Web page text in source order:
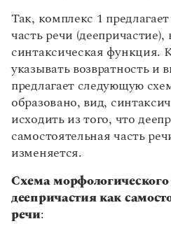
Монологи
Интервью
Лекции и подкасты
Учебник Грамоты
Скороговорки
Способы образования
речи
Образование слов путем
части речи в другую
Словообразовательный
Отражение морфемного
словообразовательных
Старославянизмы
Фразеологизмы
Речь. Текст
Стили речи. Жанры речи
Научный стиль
Публицистический стиль
Художественный стиль
Разговорный стиль
Имя прилагательное
Разряды прилагательных
Склонение
Степени сравнения
Полнота / краткость
Переход прилагательных
Морфологический
Имя числительное
Разряды числительных по
Грамматические
Так, комплекс 1
часть речи
синтаксическая функция.
указывать возвратность и
предлагает следующую
образовано, вид,
исходить из того, что
самостоятельная часть
изменяется.
Схема морфологического
деепричастия как
речи: